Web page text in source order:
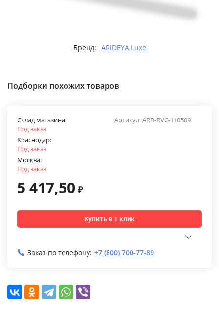
Бренд: ARIDEYA Luxe
Подборки похожих товаров
Артикул:ARD-RVC-110509
Склад магазина:
Под заказ
Краснодар:
Под заказ
Москва:
Под заказ
5 417,50 ₽
Купить в 1 клик
Заказ по телефону: +7 (800) 700-77-89